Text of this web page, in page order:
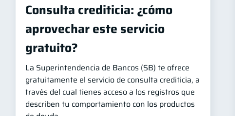
Consulta crediticia: ¿cómo
aprovechar este servicio
gratuito?
La Superintendencia de Bancos (SB) te ofrece
gratuitamente el servicio de consulta crediticia, a
través del cual tienes acceso a los registros que
describen tu comportamiento con los productos